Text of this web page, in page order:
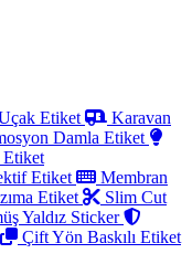
Etiket
Karavan
Damla Etiket
Etiket
Etiket
Membran
Etiket
Slim Cut
Yaldız Sticker
Çift Yön Baskılı Etiket